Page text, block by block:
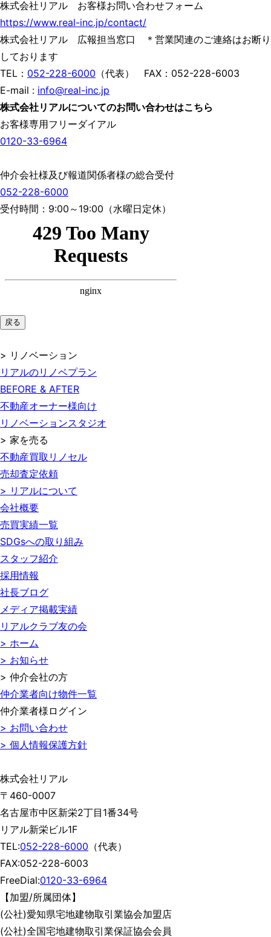
株式会社リアル お客様お問い合わせフォーム
https://www.real-inc.jp/contact/
株式会社リアル 広報担当窓口 ＊営業関連のご連絡はお断り
しております
TEL： 052-228-6000 （代表） FAX：052-228-6003
E-mail : info@real-inc.jp
株式会社リアルについてのお問い合わせはこちら
お客様専用フリーダイアル
0120-33-6964
仲介会社様及び報道関係者様の総合受付
052-228-6000
受付時間：9:00～19:00（水曜日定休）
戻る
> リノベーション
リアルのリノベプラン
BEFORE & AFTER
不動産オーナー様向け
リノベーションスタジオ
> 家を売る
不動産買取リノセル
売却査定依頼
> リアルについて
会社概要
売買実績一覧
SDGsへの取り組み
スタッフ紹介
採用情報
社長ブログ
メディア掲載実績
リアルクラブ友の会
> ホーム
> お知らせ
> 仲介会社の方
仲介業者向け物件一覧
仲介業者様ログイン
> お問い合わせ
> 個人情報保護方針
株式会社リアル
〒460-0007
名古屋市中区新栄2丁目1番34号
リアル新栄ビル1F
TEL:052-228-6000 （代表）
FAX:052-228-6003
FreeDial:0120-33-6964
【加盟/所属団体】
(公社)愛知県宅地建物取引業協会加盟店
(公社)全国宅地建物取引業保証協会会員